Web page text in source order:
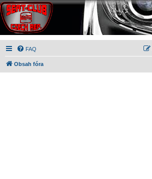
FAQ
Obsah fóra